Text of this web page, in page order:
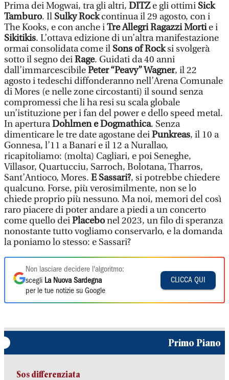
Prima dei Mogwai, tra gli altri, DITZe gli ottimi Sick
Tamburo. Il Sulky Rockcontinua il 29 agosto, con i
The Kooks, e con anche iTre Allegri Ragazzi Mortie i
Sikitikis. L’ottava edizione di un’altra manifestazione
ormai consolidata come il Sons of Rocksi svolgerà
sotto il segno deiRage. Guidati da 40 anni
dall’immarcescibilePeter “Peavy” Wagner, il 22
agosto i tedeschi diffonderanno nell’Arena Comunale
di Mores (e nelle zone circostanti) il sound senza
compromessi che li ha resi su scala globale
un’istituzione per i fan del power e dello speed metal.
In aperturaDohlmen e Dogmathica. Senza
dimenticare le tre date agostane deiPunkreas, il 10 a
Gonnesa, l’11 a Banari e il 12 a Nurallao,
ricapitoliamo: (molta) Cagliari, e poi Seneghe,
Villasor, Quartucciu, Sarroch, Bolotana, Tharros,
Sant’Antioco, Mores. E Sassari?, si potrebbe chiedere
qualcuno. Forse, più verosimilmente, non se lo
chiede proprio più nessuno. Ma noi, memori del così
raro piacere di poter andare a piedi a un concerto
come quello deiPlacebonel 2023, un filo di speranza
nonostante tutto vogliamo conservarlo, e la domanda
la poniamo lo stesso: e Sassari?
Non lasciare decidere l'algoritmo:
scegli La Nuova Sardegna
per le tue notizie su Google
CLICCA QUI
Primo Piano
Sos differenziata